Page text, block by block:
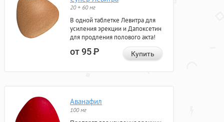
20 + 60 мг
В одной таблетке Левитра для
усиления эрекции и Дапоксетин
для продления полового акта!
от 95Р Купить
Аванафил
100 мг